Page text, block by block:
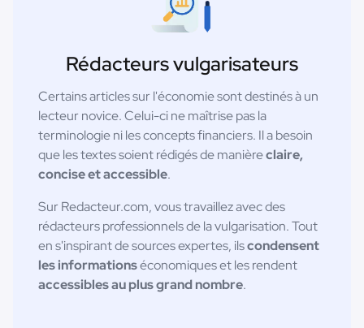
Rédacteurs vulgarisateurs
Certains articles sur l'économie sont destinés à un
lecteur novice. Celui-ci ne maîtrise pas la
terminologie ni les concepts financiers. Il a besoin
que les textes soient rédigés de manièreclaire,
concise et accessible.
Sur Redacteur.com, vous travaillez avec des
rédacteurs professionnels de la vulgarisation. Tout
en s'inspirant de sources expertes, ilscondensent
les informationséconomiques et les rendent
accessibles au plus grand nombre.